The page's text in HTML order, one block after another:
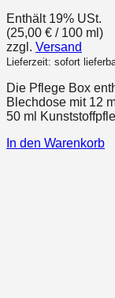
Enthält 19% USt.
(25,00 € / 100 ml)
zzgl. Versand
Lieferzeit: sofort
Die Pflege Box
Blechdose mit 12
50 ml
In den Warenkorb